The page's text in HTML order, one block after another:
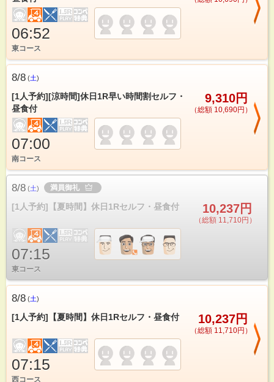
06:52
東コース
8/8 (土)
[1人予約][涼時間]休日1R早い時間割セルフ・
昼食付
9,310円
（総額 10,690円）
07:00
南コース
8/8 (土) 満員御礼
[1人予約]【夏時間】休日1Rセルフ・昼食付 10,237円
（総額 11,710円）
07:15
東コース
8/8 (土)
[1人予約]【夏時間】休日1Rセルフ・昼食付 10,237円
（総額 11,710円）
07:15
西コース